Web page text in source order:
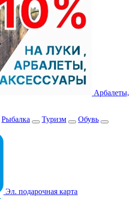
Арбалеты,
Рыбалка Туризм
Обувь
Эл. подарочная карта